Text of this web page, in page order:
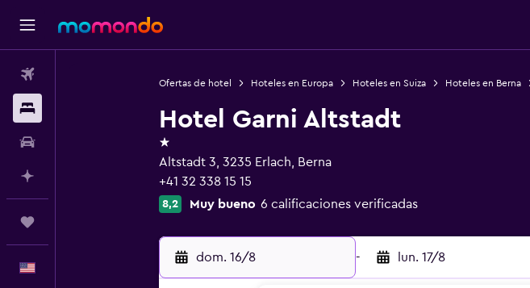
Ofertas de hotel Hoteles en Europa Hoteles en Suiza Hoteles en Berna
Hotel Garni Altstadt
1 estrella
Altstadt 3, 3235 Erlach, Berna
+41 32 338 15 15
8,2 Muy bueno 6 calificaciones verificadas
dom. 16/8 - lun. 17/8